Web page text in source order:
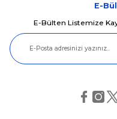
Görüş ve önerileriniz için
Ürün resmi kalitesiz,
Ürün açıklamasında eksik
Bu ürüne benzer farklı
E-
E-Bülten Listemize